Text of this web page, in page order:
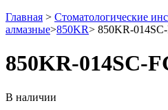
Главная > Стоматологические
алмазные>850KR> 850KR-
850KR-014SC-
В наличии